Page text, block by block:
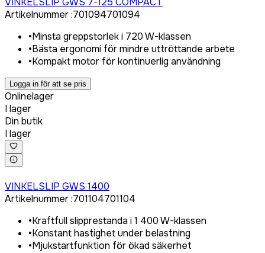
Artikelnummer:701094701094
•Minsta greppstorlek i 720 W-klassen
•Bästa ergonomi för mindre uttröttande arbete
•Kompakt motor för kontinuerlig användning
Logga in för att se pris
Onlinelager
I lager
Din butik
I lager
VINKELSLIP GWS 1400
Artikelnummer:701104701104
•Kraftfull slipprestanda i 1 400 W-klassen
•Konstant hastighet under belastning
•Mjukstartfunktion för ökad säkerhet